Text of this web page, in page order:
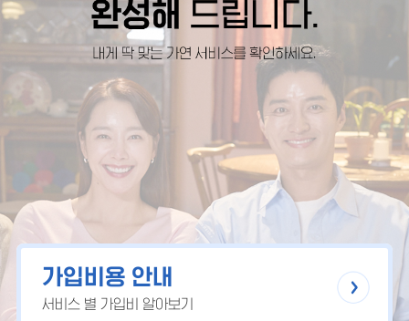
가입비용 안내
서비스 별 가입비 알아보기